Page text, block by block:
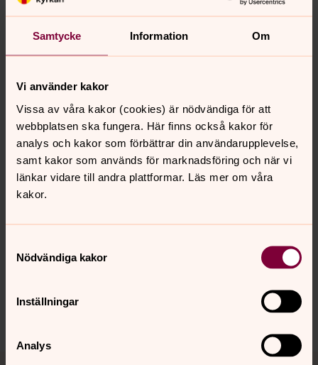
Samtycke Information Om
Vi använder kakor
Vissa av våra kakor (cookies) är nödvändiga för att
webbplatsen ska fungera. Här finns också kakor för
analys och kakor som förbättrar din användarupplevelse,
samt kakor som används för marknadsföring och när vi
länkar vidare till andra plattformar. Läs mer om våra
kakor.
Nödvändiga kakor
Inställningar
Analys
Integrationsarbete
E-post:jan.berglund@svenskakyrkan.se
Synpunkter eller frågor på sidans
lackalanga.forsamling@svenskakyrkan.se